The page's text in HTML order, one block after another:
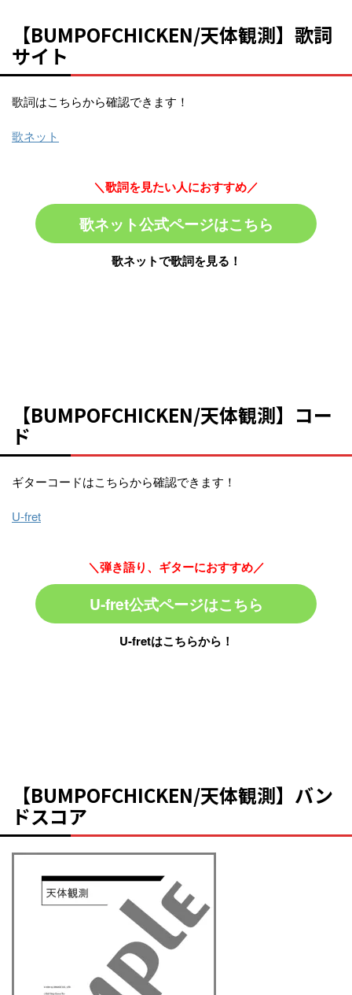
【BUMPOFCHICKEN/天体観測】歌詞
サイト
歌詞はこちらから確認できます！
歌ネット
＼歌詞を見たい人におすすめ／
歌ネット公式ページはこちら
歌ネットで歌詞を見る！
【BUMPOFCHICKEN/天体観測】コー
ド
ギターコードはこちらから確認できます！
U-fret
＼弾き語り、ギターにおすすめ／
U-fret公式ページはこちら
U-fretはこちらから！
【BUMPOFCHICKEN/天体観測】バン
ドスコア